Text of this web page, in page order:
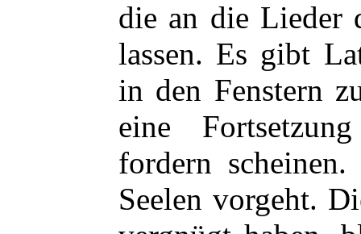
die an die Lieder
lassen. Es gibt
in den Fenstern
eine
fordern
Seelen vorgeht.